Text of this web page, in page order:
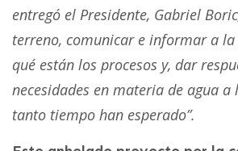
entregó el Presidente, Gabriel
terreno, comunicar e informar a
qué están los procesos y, dar
necesidades en materia de agua
tanto tiempo han esperado”.